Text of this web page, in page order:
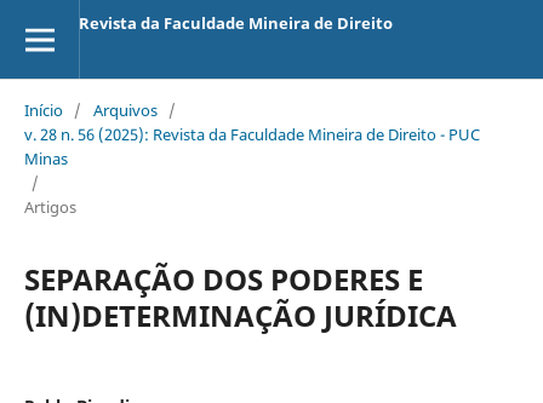
Revista da Faculdade Mineira de Direito
Início / Arquivos /
v. 28 n. 56 (2025): Revista da Faculdade Mineira de Direito - PUC
Minas
/
Artigos
SEPARAÇÃO DOS PODERES E
(IN)DETERMINAÇÃO JURÍDICA